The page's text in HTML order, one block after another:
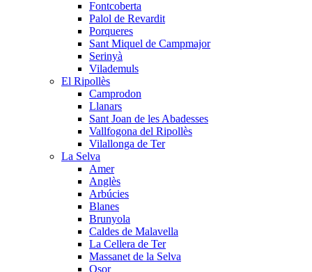
Fontcoberta
Palol de Revardit
Porqueres
Sant Miquel de Campmajor
Serinyà
Vilademuls
El Ripollès
Camprodon
Llanars
Sant Joan de les Abadesses
Vallfogona del Ripollès
Vilallonga de Ter
La Selva
Amer
Anglès
Arbúcies
Blanes
Brunyola
Caldes de Malavella
La Cellera de Ter
Massanet de la Selva
Osor